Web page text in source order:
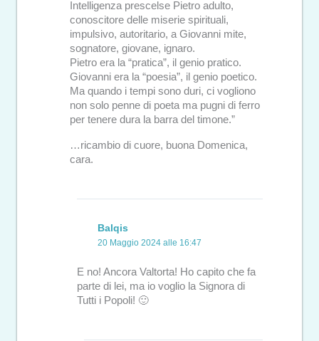
Intelligenza prescelse Pietro adulto,
conoscitore delle miserie spirituali,
impulsivo, autoritario, a Giovanni mite,
sognatore, giovane, ignaro.
Pietro era la “pratica”, il genio pratico.
Giovanni era la “poe­sia”, il genio poetico.
Ma quando i tempi sono duri, ci vogliono
non solo penne di poeta ma pugni di ferro
per tenere dura la barra del timone.”
…ricambio di cuore, buona Domenica,
cara.
Balqis
20 Maggio 2024 alle 16:47
E no! Ancora Valtorta! Ho capito che fa
parte di lei, ma io voglio la Signora di
Tutti i Popoli! 🙂